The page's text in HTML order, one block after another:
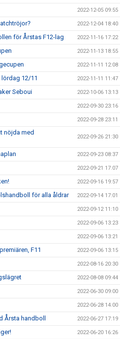
2022-12-05 09:55
2022-12-04 18:40
för Årstas F12-lag 2022-11-16 17:22
2022-11-13 18:55
2022-11-11 12:08
12/11 2022-11-11 11:47
Seboui 2022-10-06 13:13
2022-09-30 23:16
2022-09-28 23:11
nöjda med
2022-09-26 21:30
2022-09-23 08:37
2022-09-21 17:07
2022-09-16 19:57
för alla åldrar 2022-09-14 17:01
2022-09-12 11:10
2022-09-06 13:23
2022-09-06 13:21
F11 2022-09-06 13:15
2022-08-16 20:30
2022-08-08 09:44
2022-06-30 09:00
2022-06-28 14:00
Årsta handboll 2022-06-27 17:19
2022-06-20 16:26